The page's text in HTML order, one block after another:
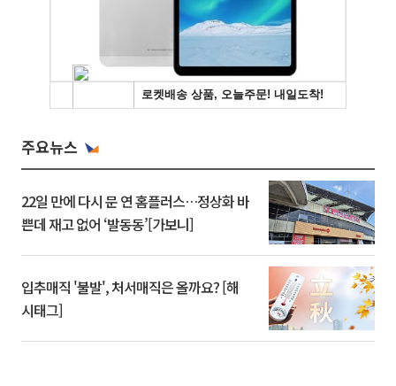
주요뉴스
22일 만에 다시 문 연 홈플러스…정상화 바
쁜데 재고 없어 ‘발동동’[가보니]
입추매직 '불발', 처서매직은 올까요? [해
시태그]